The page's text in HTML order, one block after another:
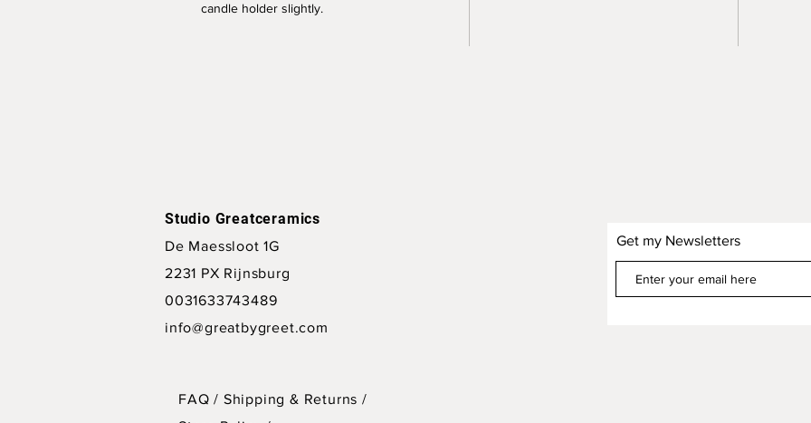
candle holder slightly.
Studio Greatceramics
De Maessloot 1G
2231 PX Rijnsburg
0031633743489
info@greatbygreet.com
Get my Newsletters
FAQ / Shipping & Returns /